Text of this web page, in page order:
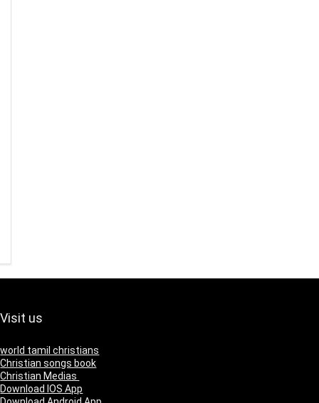
Visit us
world tamil christians
Christian songs book
Christian Medias
Download IOS App